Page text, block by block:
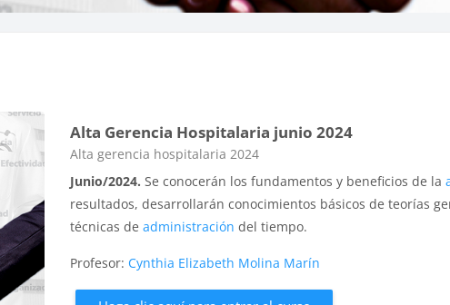
Alta Gerencia Hospitalaria junio 2024
Categoría de cursos
Alta gerencia hospitalaria 2024
Junio/2024. Se conocerán los fundamentos y beneficios de la
resultados, desarrollarán conocimientos básicos de teorías
técnicas deadministración del tiempo.
Profesor:Cynthia Elizabeth Molina Marín